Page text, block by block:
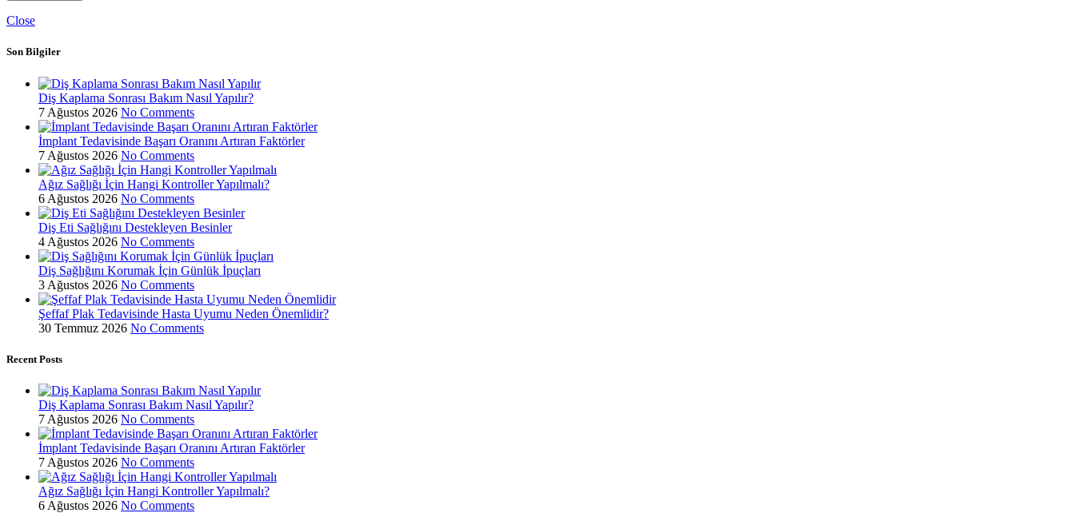
Close
Son Bilgiler
Diş Kaplama Sonrası Bakım Nasıl Yapılır?
7 Ağustos 2026 No Comments
İmplant Tedavisinde Başarı Oranını Artıran Faktörler
7 Ağustos 2026 No Comments
Ağız Sağlığı İçin Hangi Kontroller Yapılmalı?
6 Ağustos 2026 No Comments
Diş Eti Sağlığını Destekleyen Besinler
4 Ağustos 2026 No Comments
Diş Sağlığını Korumak İçin Günlük İpuçları
3 Ağustos 2026 No Comments
Şeffaf Plak Tedavisinde Hasta Uyumu Neden Önemlidir?
30 Temmuz 2026 No Comments
Recent Posts
Diş Kaplama Sonrası Bakım Nasıl Yapılır?
7 Ağustos 2026 No Comments
İmplant Tedavisinde Başarı Oranını Artıran Faktörler
7 Ağustos 2026 No Comments
Ağız Sağlığı İçin Hangi Kontroller Yapılmalı?
6 Ağustos 2026 No Comments